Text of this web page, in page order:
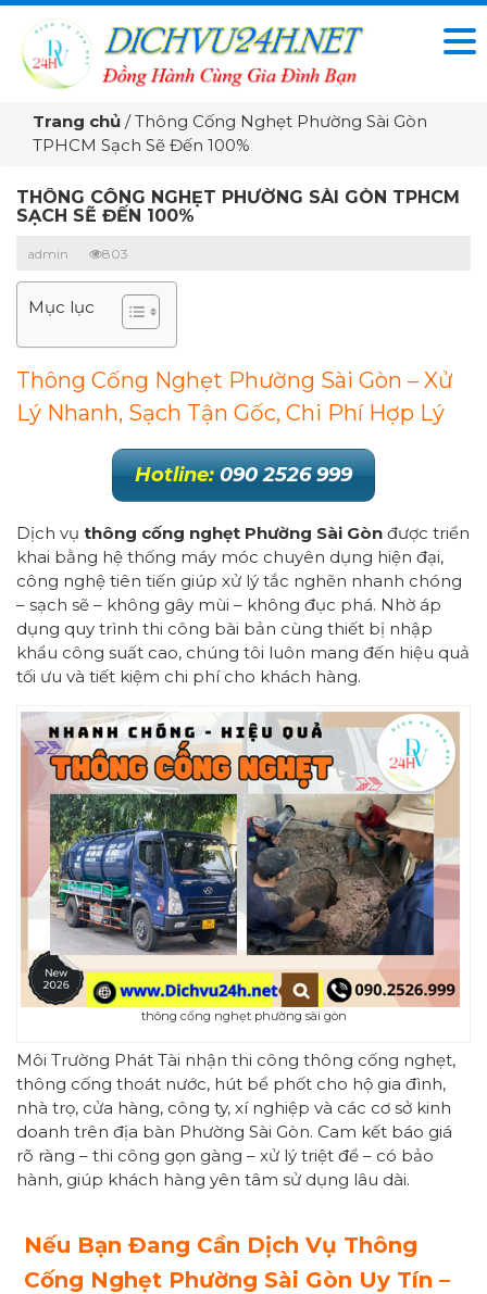
Trang chủ /Thông Cống Nghẹt Phường Sài Gòn
TPHCM Sạch Sẽ Đến 100%
THÔNG CỐNG NGHẸT PHƯỜNG SÀI GÒN TPHCM
SẠCH SẼ ĐẾN 100%
admin 803
Mục lục
Thông Cống Nghẹt Phường Sài Gòn – Xử
Lý Nhanh, Sạch Tận Gốc, Chi Phí Hợp Lý
Hotline: 090 2526 999
Dịch vụ thông cống nghẹt Phường Sài Gòn được triển
khai bằng hệ thống máy móc chuyên dụng hiện đại,
công nghệ tiên tiến giúp xử lý tắc nghẽn nhanh chóng
– sạch sẽ – không gây mùi – không đục phá. Nhờ áp
dụng quy trình thi công bài bản cùng thiết bị nhập
khẩu công suất cao, chúng tôi luôn mang đến hiệu quả
tối ưu và tiết kiệm chi phí cho khách hàng.
thông cống nghẹt phường sài gòn
Môi Trường Phát Tài nhận thi công thông cống nghẹt,
thông cống thoát nước, hút bể phốt cho hộ gia đình,
nhà trọ, cửa hàng, công ty, xí nghiệp và các cơ sở kinh
doanh trên địa bàn Phường Sài Gòn. Cam kết báo giá
rõ ràng – thi công gọn gàng – xử lý triệt để – có bảo
hành, giúp khách hàng yên tâm sử dụng lâu dài.
Nếu Bạn Đang Cần Dịch Vụ Thông
Cống Nghẹt Phường Sài Gòn Uy Tín –